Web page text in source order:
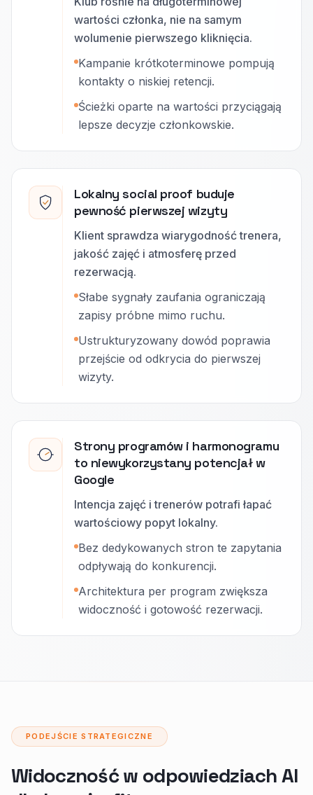
wartości członka, nie na samym
wolumenie pierwszego kliknięcia.
Kampanie krótkoterminowe pompują
kontakty o niskiej retencji.
Ścieżki oparte na wartości przyciągają
lepsze decyzje członkowskie.
Lokalny social proof buduje
pewność pierwszej wizyty
Klient sprawdza wiarygodność trenera,
jakość zajęć i atmosferę przed
rezerwacją.
Słabe sygnały zaufania ograniczają
zapisy próbne mimo ruchu.
Ustrukturyzowany dowód poprawia
przejście od odkrycia do pierwszej
wizyty.
Strony programów i harmonogramu
to niewykorzystany potencjał w
Google
Intencja zajęć i trenerów potrafi łapać
wartościowy popyt lokalny.
Bez dedykowanych stron te zapytania
odpływają do konkurencji.
Architektura per program zwiększa
widoczność i gotowość rezerwacji.
PODEJŚCIE STRATEGICZNE
Widoczność w odpowiedziach AI